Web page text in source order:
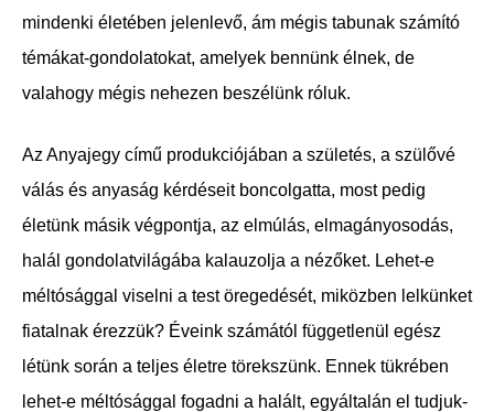
mindenki életében jelenlevő, ám mégis tabunak számító
témákat-gondolatokat, amelyek bennünk élnek, de
valahogy mégis nehezen beszélünk róluk.
Az Anyajegy című produkciójában a születés, a szülővé
válás és anyaság kérdéseit boncolgatta, most pedig
életünk másik végpontja, az elmúlás, elmagányosodás,
halál gondolatvilágába kalauzolja a nézőket. Lehet-e
méltósággal viselni a test öregedését, miközben lelkünket
fiatalnak érezzük? Éveink számától függetlenül egész
létünk során a teljes életre törekszünk. Ennek tükrében
lehet-e méltósággal fogadni a halált, egyáltalán el tudjuk-